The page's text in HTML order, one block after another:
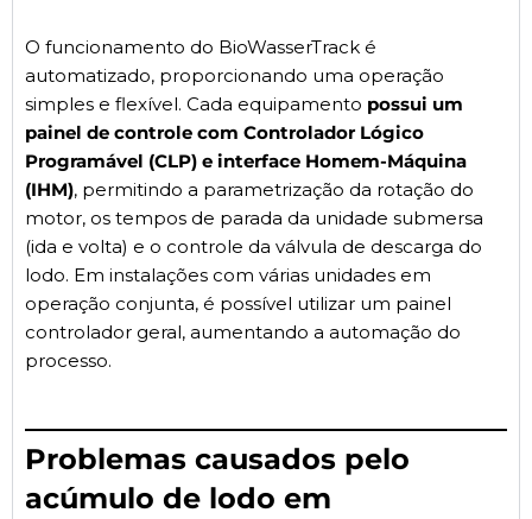
O funcionamento do BioWasserTrack é
automatizado, proporcionando uma operação
simples e flexível. Cada equipamento possui um
painel de controle com Controlador Lógico
Programável (CLP) e interface Homem-Máquina
(IHM), permitindo a parametrização da rotação do
motor, os tempos de parada da unidade submersa
(ida e volta) e o controle da válvula de descarga do
lodo. Em instalações com várias unidades em
operação conjunta, é possível utilizar um painel
controlador geral, aumentando a automação do
processo.
Problemas causados pelo
acúmulo de lodo em